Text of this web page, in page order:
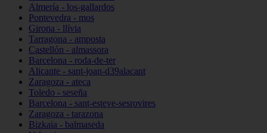
Almería - los-gallardos
Pontevedra - mos
Girona - llívia
Tarragona - amposta
Castellón - almassora
Barcelona - roda-de-ter
Alicante - sant-joan-d39alacant
Zaragoza - ateca
Toledo - seseña
Barcelona - sant-esteve-sesrovires
Zaragoza - tarazona
Bizkaia - balmaseda